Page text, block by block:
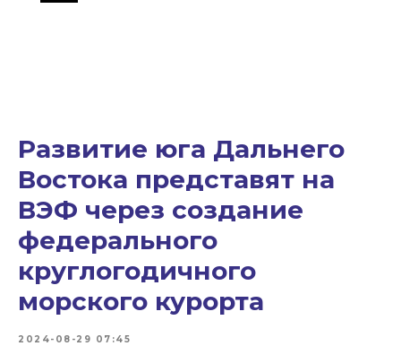
Развитие юга Дальнего
Востока представят на
ВЭФ через создание
федерального
круглогодичного
морского курорта
2024-08-29 07:45